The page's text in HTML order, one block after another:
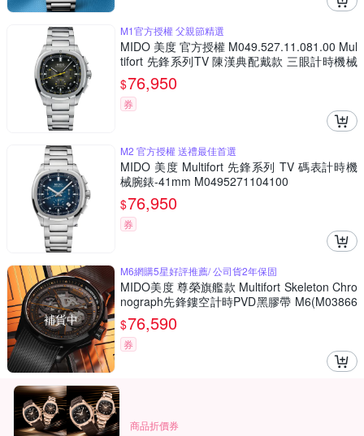
M1官方授權 父親節精選
MIDO 美度 官方授權 M049.527.11.081.00 Mul
tifort 先鋒系列TV 陳漢典配戴款 三眼計時機械
錶 套錶 寵爸時刻 送禮推薦-銀灰 M049527110
8100
$76,950
券
M2 官方授權 送禮最佳首選
MIDO 美度 Multifort 先鋒系列 TV 碼表計時機
械腕錶-41mm M0495271104100
$76,950
券
補貨中
M6網購5星好評推薦/ 公司貨2年保固
MIDO美度 尊榮旗艦款 Multifort Skeleton Chro
nograph先鋒鏤空計時PVD黑膠帶 M6(M03866
23705000)
$76,590
券
商品折價券